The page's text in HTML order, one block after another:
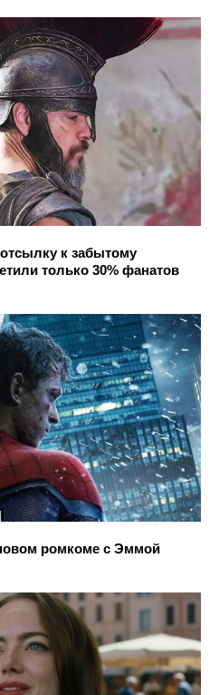
к забытому
только 30% фанатов
ромкоме с Эммой